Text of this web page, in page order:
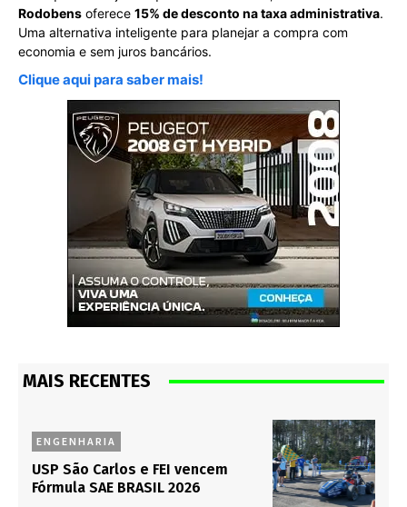
Rodobens oferece 15% de desconto na taxa administrativa.
Uma alternativa inteligente para planejar a compra com
economia e sem juros bancários.
Clique aqui para saber mais!
MAIS RECENTES
ENGENHARIA
USP São Carlos e FEI vencem
Fórmula SAE BRASIL 2026